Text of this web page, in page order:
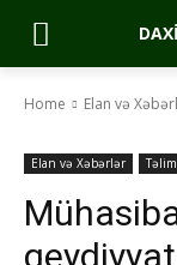
Home Elan və
Elan və Xəbərlər